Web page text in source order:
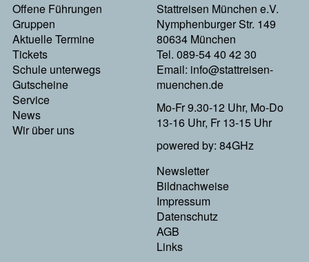
Footermenu
Links
Offene Führungen
Gruppen
Aktuelle Termine
Tickets
Schule unterwegs
Gutscheine
Service
News
Wir über uns
Stattreisen München e.V.
Nymphenburger Str. 149
80634 München
Tel. 089-54 40 42 30
Email: info@stattreisen-
muenchen.de
Mo-Fr 9.30-12 Uhr, Mo-Do
13-16 Uhr, Fr 13-15 Uhr
powered by: 84GHz
Footer
Menu
Rechts
Newsletter
Bildnachweise
Impressum
Datenschutz
AGB
Links